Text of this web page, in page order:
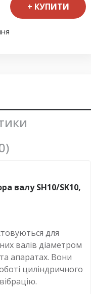
КУПИТИ
валу SH10/SK10,
для
валів діаметром
апаратах. Вони
циліндричного